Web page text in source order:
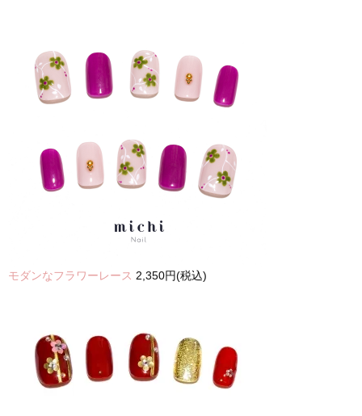
モダンなフラワーレース 2,350円(税込)